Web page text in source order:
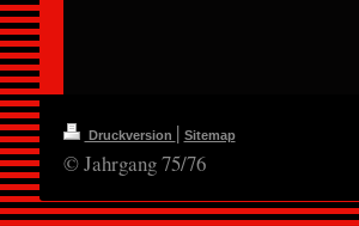
Druckversion | Sitemap
© Jahrgang 75/76